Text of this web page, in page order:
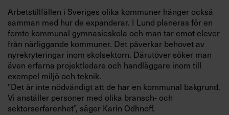
Arbetstillfällen i Sveriges olika kommuner hänger också
samman med hur de expanderar. I Lund planeras för en
femte kommunal gymnasieskola och man tar emot elever
från närliggande kommuner. Det påverkar behovet av
nyrekryteringar inom skolsektorn. Därutöver söker man
även erfarna projektledare och handläggare inom till
exempel miljö och teknik.
”Det är inte nödvändigt att de har en kommunal bakgrund.
Vi anställer personer med olika bransch- och
sektorserfarenhet”, säger Karin Odhnoff.